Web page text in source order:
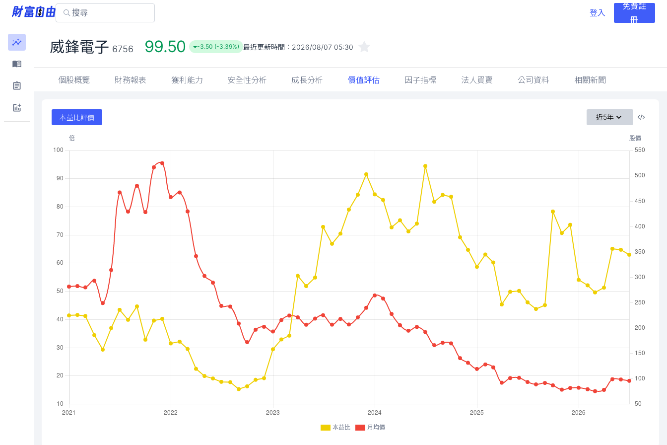
登入
免費註
冊
威鋒電子 6756 99.50 -3.50 (-3.39%) 最近更新時間： 2026/08/07 05:30
個股概覽 財務報表 獲利能力 安全性分析 成長分析 價值評估 因子指標 法人買賣 公司資料 相關新聞
本益比評價 近5年
本益比 月均價